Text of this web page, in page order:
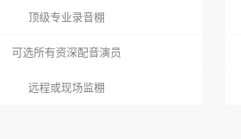
顶级专业录音棚
可选所有资深配音演员
远程或现场监棚